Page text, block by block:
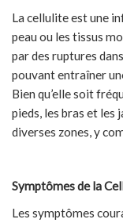
La cellulite est une
peau ou les tissus
par des ruptures
pouvant entraîner
Bien qu’elle soit
pieds, les bras et les
diverses zones, y
Symptômes de la
Les symptômes